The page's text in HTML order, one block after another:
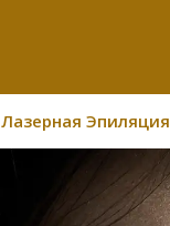
Лазерная Эпиляция